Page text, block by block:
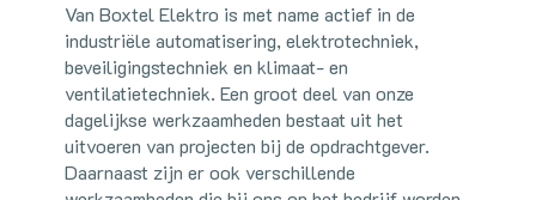
Van Boxtel Elektro is met name actief in de
industriële automatisering, elektrotechniek,
beveiligingstechniek en klimaat- en
ventilatietechniek. Een groot deel van onze
dagelijkse werkzaamheden bestaat uit het
uitvoeren van projecten bij de opdrachtgever.
Daarnaast zijn er ook verschillende